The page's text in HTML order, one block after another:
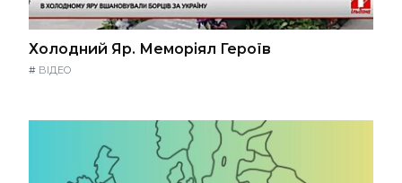
Холодний Яр. Меморіял Героїв
# ВІДЕО